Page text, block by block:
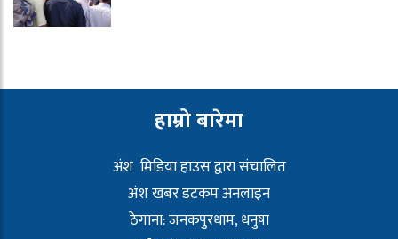
हाम्रो बारेमा
अंश मिडिया हाउस द्वारा संचालित
अंश खबर डटकम अनलाइन
ठेगाना: जनकपुरधाम, धनुषा